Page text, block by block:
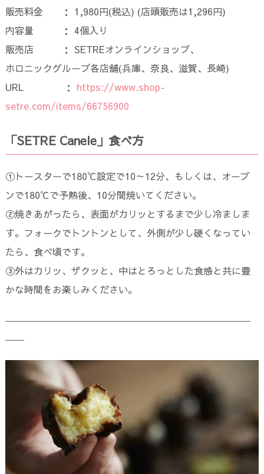
販売料金 ： 1,980円(税込) (店頭販売は1,296円)
内容量 ： 4個入り
販売店 ： SETREオンラインショップ、
ホロニックグループ各店舗(兵庫、奈良、滋賀、長崎)
URL ： https://www.shop-
setre.com/items/66756900
「SETRE Canele」食べ方
①トースターで180℃設定で10～12分、もしくは、オーブ
ンで180℃で予熱後、10分間焼いてください。
②焼きあがったら、表面がカリッとするまで少し冷ましま
す。フォークでトントンとして、外側が少し硬くなってい
たら、食べ頃です。
③外はカリッ、ザクッと、中はとろっとした食感と共に豊
かな時間をお楽しみください。
――――――――――――――――――――――――――
――